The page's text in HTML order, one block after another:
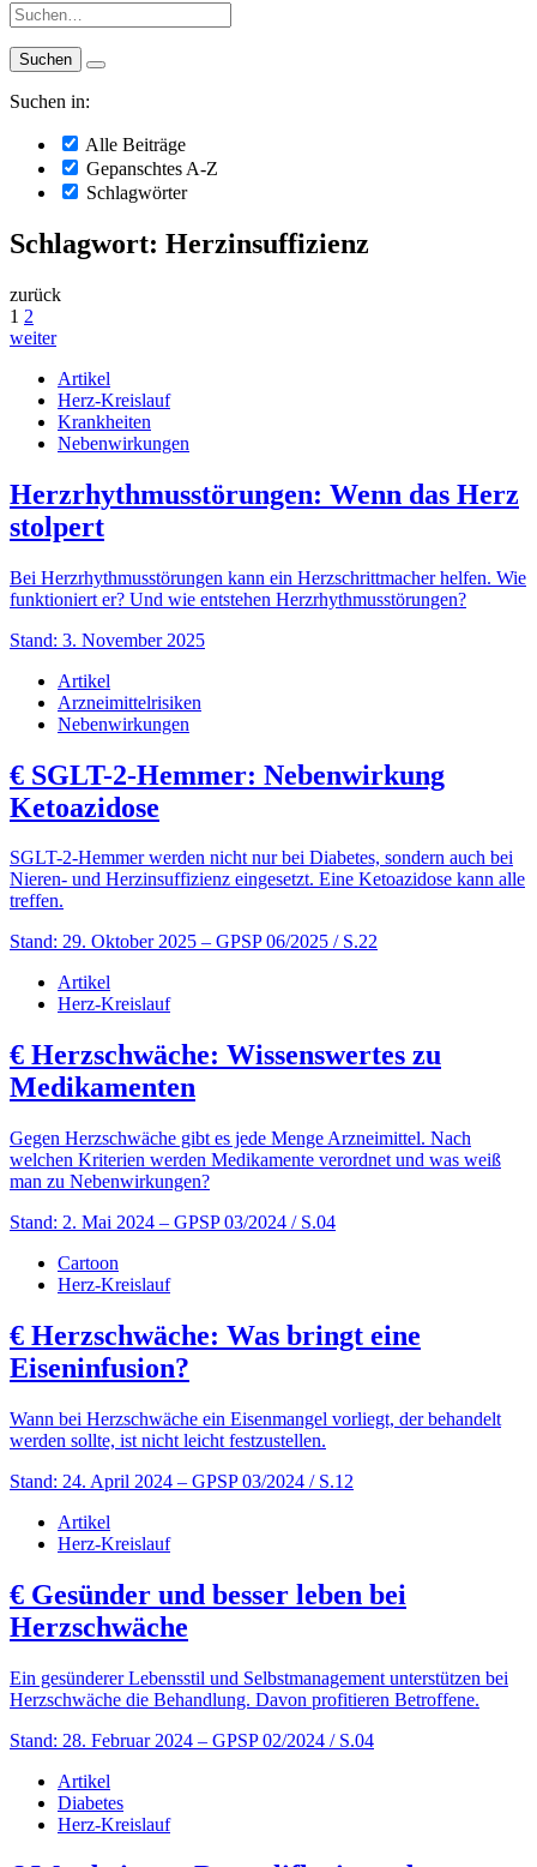
Suche:
Suchen in:
Alle Beiträge
Gepanschtes A-Z
Schlagwörter
Schlagwort: Herzinsuffizienz
zurück
1 2
weiter
Artikel
Herz-Kreislauf
Krankheiten
Nebenwirkungen
Herzrhythmusstörungen: Wenn das Herz
stolpert
Bei Herzrhythmusstörungen kann ein Herzschrittmacher helfen. Wie
funktioniert er? Und wie entstehen Herzrhythmusstörungen?
Stand: 3. November 2025
Artikel
Arzneimittelrisiken
Nebenwirkungen
€ SGLT-2-Hemmer: Nebenwirkung
Ketoazidose
SGLT-2-Hemmer werden nicht nur bei Diabetes, sondern auch bei
Nieren- und Herzinsuffizienz eingesetzt. Eine Ketoazidose kann alle
treffen.
Stand: 29. Oktober 2025 – GPSP 06/2025 / S.22
Artikel
Herz-Kreislauf
€ Herzschwäche: Wissenswertes zu
Medikamenten
Gegen Herzschwäche gibt es jede Menge Arzneimittel. Nach
welchen Kriterien werden Medikamente verordnet und was weiß
man zu Nebenwirkungen?
Stand: 2. Mai 2024 – GPSP 03/2024 / S.04
Cartoon
Herz-Kreislauf
€ Herzschwäche: Was bringt eine
Eiseninfusion?
Wann bei Herzschwäche ein Eisenmangel vorliegt, der behandelt
werden sollte, ist nicht leicht festzustellen.
Stand: 24. April 2024 – GPSP 03/2024 / S.12
Artikel
Herz-Kreislauf
€ Gesünder und besser leben bei
Herzschwäche
Ein gesünderer Lebensstil und Selbstmanagement unterstützen bei
Herzschwäche die Behandlung. Davon profitieren Betroffene.
Stand: 28. Februar 2024 – GPSP 02/2024 / S.04
Artikel
Diabetes
Herz-Kreislauf